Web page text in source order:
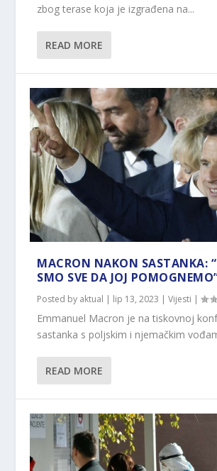
zbog terase koja je izgrađena na...
READ MORE
MACRON NAKON SASTANKA:
SMO SVE DA JOJ
Posted by aktual | lip 13, 2023 |Vijesti |
Emmanuel Macron je na tiskovnoj
sastanka s poljskim i njemačkim
READ MORE